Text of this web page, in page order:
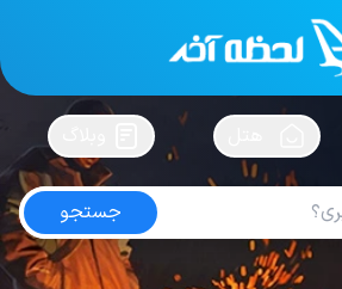
آخرسفرت رو بساز !
جستجو
4.4 از5| از103 کاربر